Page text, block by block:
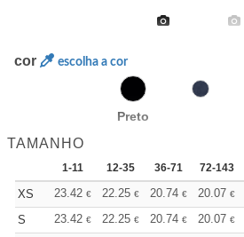
cor escolha a cor
Preto
TAMANHO
1-11 12-35 36-71 72-143
XS 23.42 € 22.25 € 20.74 € 20.07 €
S
23.42 € 22.25 € 20.74 € 20.07 €